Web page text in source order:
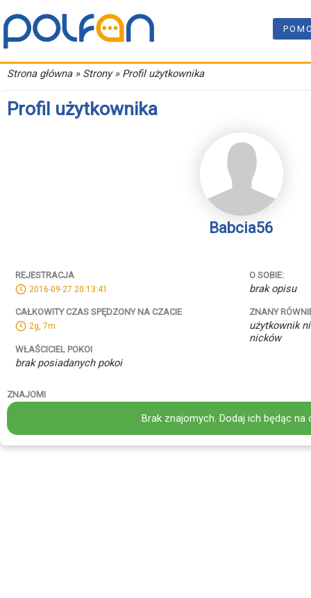
Strona główna» Strony » Profil użytkownika
Profil użytkownika
Babcia56
REJESTRACJA
2016-09-27 20:13:41
CAŁKOWITY CZAS SPĘDZONY NA CZACIE
2g, 7m
WŁAŚCICIEL POKOI
brak posiadanych pokoi
O SOBIE:
brak opisu
ZNANY
użytkownik
nicków
ZNAJOMI
Brak znajomych. Dodaj ich będąc na